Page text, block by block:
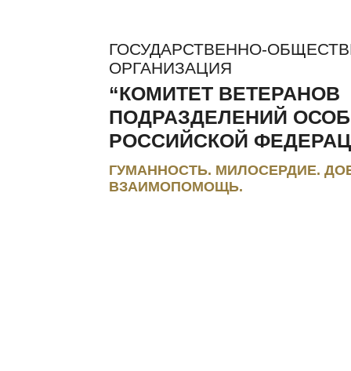
ГОСУДАРСТВЕННО-
ОРГАНИЗАЦИЯ
“КОМИТЕТ ВЕТЕРАНОВ
ПОДРАЗДЕЛЕНИЙ
РОССИЙСКОЙ
ГУМАННОСТЬ. МИЛОСЕРДИЕ.
ВЗАИМОПОМОЩЬ.